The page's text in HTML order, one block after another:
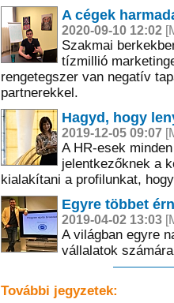
Látogasson
A cégek
2020-09-10 12:02
Szakmai
tízmillió
rengetegszer van negatív
partnerekkel.
Hagyd, hogy
2019-12-05 09:07
A HR-esek
jelentkezőknek a
kialakítani a profilunkat,
Egyre többet
2019-04-02 13:03
A világban egyre
vállalatok
További jegyzetek: